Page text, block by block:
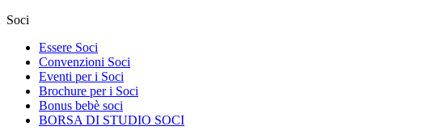
Soci
Essere Soci
Convenzioni Soci
Eventi per i Soci
Brochure per i Soci
Bonus bebè soci
BORSA DI STUDIO SOCI